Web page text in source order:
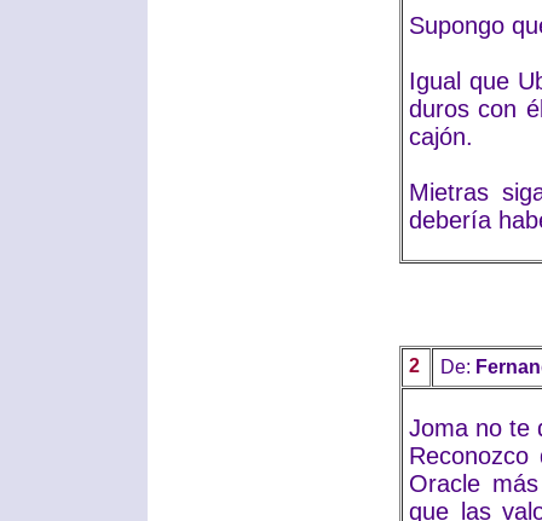
Supongo
Igual que
duros con
cajón.
Mietras
debería
2 De:
Joma no te
Oracle
que las